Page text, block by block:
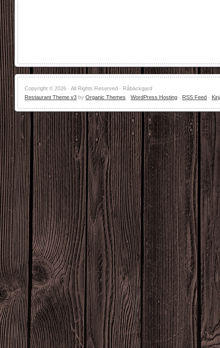
Copyright © 2026 · All Rights Reserved · Råbäckgard
Restaurant Theme v3 by Organic Themes · WordPress Hosting · RSS Feed ·